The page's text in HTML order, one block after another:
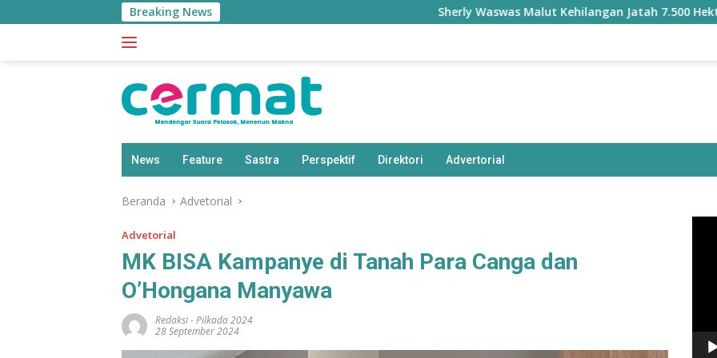
ke
Breaking News Sherly Waswas Malut Kehilangan Jatah 7.500 Hektare Sawah
News Feature Sastra Perspektif Direktori Advertorial
Beranda Advetorial
Advetorial
MK BISA Kampanye di Tanah Para Canga dan
O’Hongana Manyawa
Redaksi-Pilkada 2024
28 September 2024